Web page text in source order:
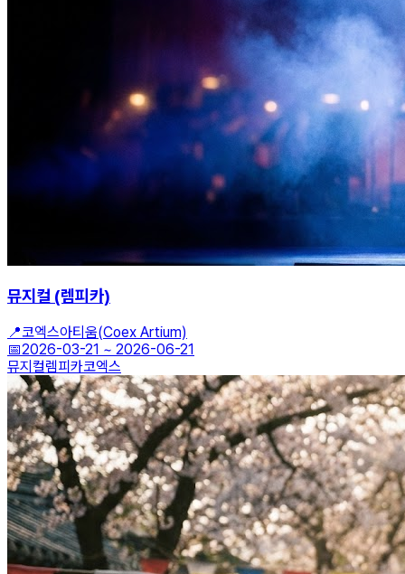
뮤지컬 (렘피카)
📍코엑스아티움(Coex Artium)
📅2026-03-21 ~ 2026-06-21
뮤지컬렘피카코엑스